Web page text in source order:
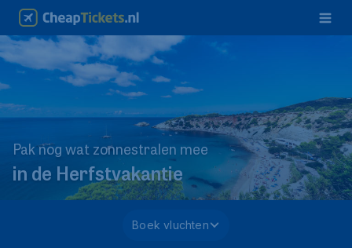
Pak nog wat zonnestralen mee
in de Herfstvakantie
Boek vluchten